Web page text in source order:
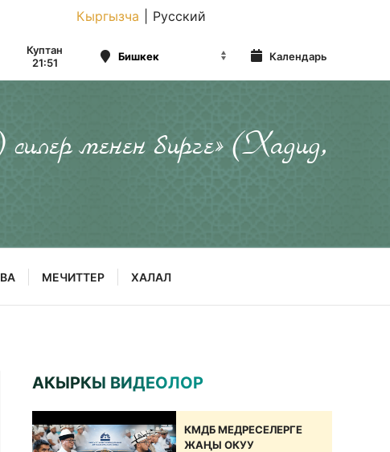
Кыргызча Русский
Куптан
21:51
Календарь
менен бирге» (Хадид,
МЕЧИТТЕР ХАЛАЛ
АКЫРКЫ ВИДЕОЛОР
КМДБ МЕДРЕСЕЛЕРГЕ
ЖАҢЫ ОКУУ